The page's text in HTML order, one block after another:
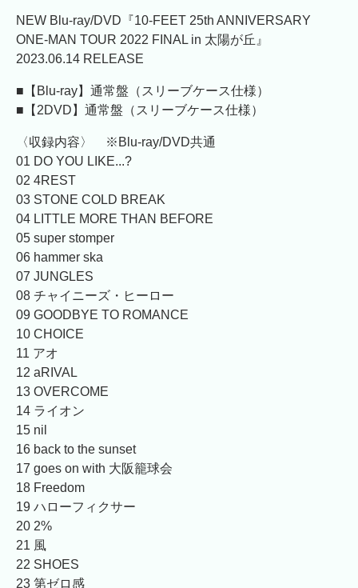
NEW Blu-ray/DVD『10-FEET 25th ANNIVERSARY
ONE-MAN TOUR 2022 FINAL in 太陽が丘』
2023.06.14 RELEASE
■【Blu-ray】通常盤（スリーブケース仕様）
■【2DVD】通常盤（スリーブケース仕様）
〈収録内容〉 ※Blu-ray/DVD共通
01 DO YOU LIKE...?
02 4REST
03 STONE COLD BREAK
04 LITTLE MORE THAN BEFORE
05 super stomper
06 hammer ska
07 JUNGLES
08 チャイニーズ・ヒーロー
09 GOODBYE TO ROMANCE
10 CHOICE
11 アオ
12 aRIVAL
13 OVERCOME
14 ライオン
15 nil
16 back to the sunset
17 goes on with 大阪籠球会
18 Freedom
19 ハローフィクサー
20 2%
21 風
22 SHOES
23 第ゼロ感